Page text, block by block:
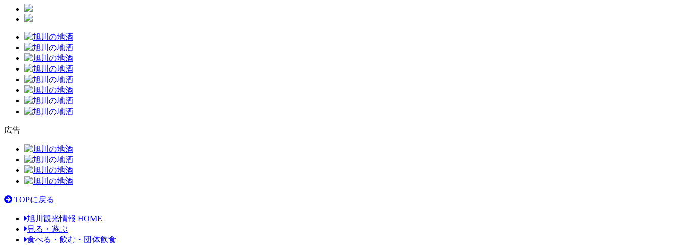
広告
TOPに戻る
旭川観光情報 HOME
見る・遊ぶ
食べる・飲む・団体飲食